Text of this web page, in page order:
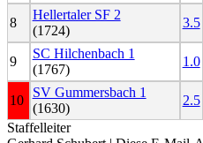
8
Hellertaler SF 2
(1724)
3.5
9
SC Hilchenbach 1
(1767)
1.0
10
SV Gummersbach 1
(1630)
2.5
Staffelleiter